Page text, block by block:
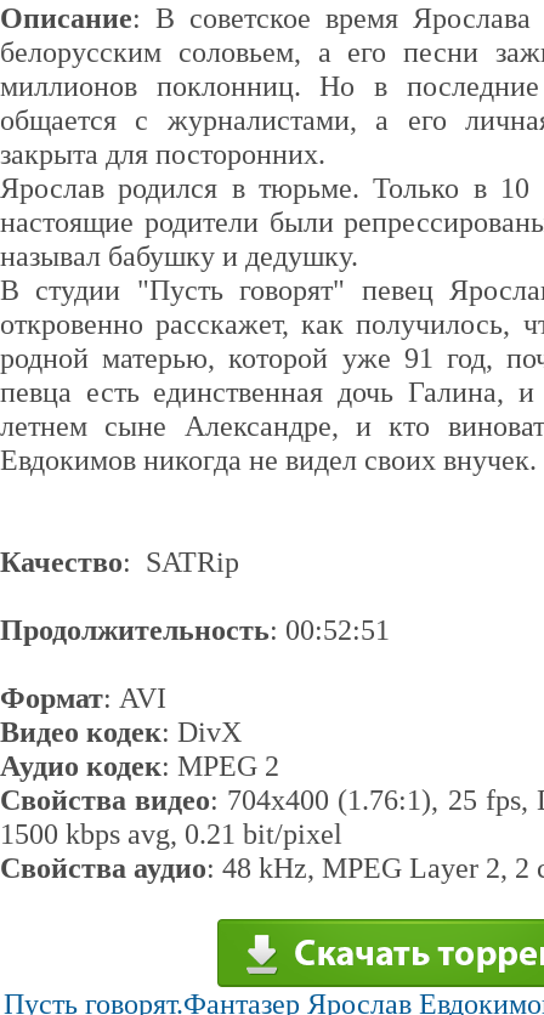
Описание: В советское время Ярослава
белорусским соловьем, а его песни
миллионов поклонниц. Но в
общается с журналистами, а его
закрыта для посторонних.
Ярослав родился в тюрьме. Только в 10
настоящие родители были
называл бабушку и дедушку.
В студии "Пусть говорят" певец
откровенно расскажет, как получилось,
родной матерью, которой уже 91 год,
певца есть единственная дочь Галина,
летнем сыне Александре, и кто
Евдокимов никогда не видел своих внучек.
Качество: SATRip
Продолжительность: 00:52:51
Формат: AVI
Видео кодек: DivX
Аудио кодек: MPEG 2
Свойства видео: 704x400 (1.76:1), 25 fps,
1500 kbps avg, 0.21 bit/pixel
Свойства аудио: 48 kHz, MPEG Layer 2, 2
Пусть говорят.Фантазер Ярослав